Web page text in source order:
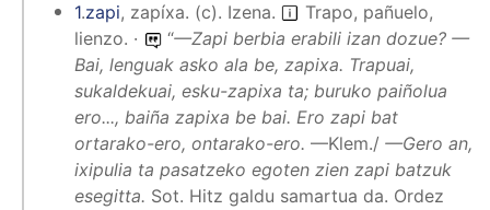
1.zapi, zapíxa. (c). Izena.
Trapo, pañuelo,
lienzo. ·
“—Zapi berbia erabili izan dozue? —
Bai, lenguak asko ala be, zapixa. Trapuai,
sukaldekuai, esku-zapixa ta; buruko paiñolua
ero..., baiña zapixa be bai. Ero zapi bat
ortarako-ero, ontarako-ero. —Klem./ —Gero an,
ixipulia ta pasatzeko egoten zien zapi batzuk
esegitta. Sot. Hitz galdu samartua da. Ordez